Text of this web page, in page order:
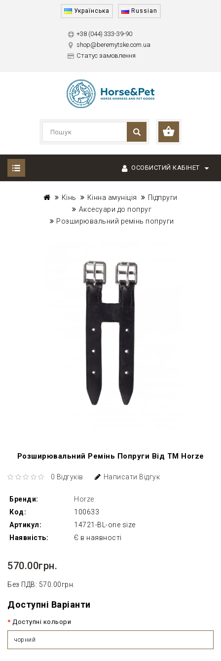
Українська Russian
+38 (044) 333-39-90
shop@beremytske.com.ua
Статус замовлення
ОСОБИСТИЙ КАБІНЕТ
Кінь Кінна амуніція
Підпруги
Аксесуари до попруг
Розширювальний ремінь попруги
Розширювальний Ремінь Попруги Від ТМ Horze
0 Відгуків Написати Відгук
Бренди:
Horze
Код:
100633
Артикул:
14721-BL-one size
Наявність:
Є в наявності
570.00грн.
Без ПДВ: 570.00грн.
Доступні Варіанти
Доступні кольори
чорний